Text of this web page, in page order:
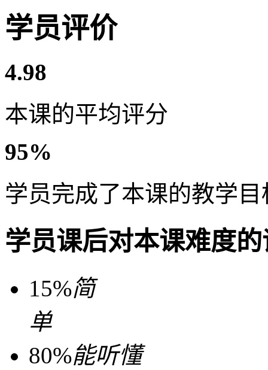
学员评价
4.98
本课的平均评分
95%
学员完成了本课的教学目
学员课后对本课难度
15%简
单
80%能听懂